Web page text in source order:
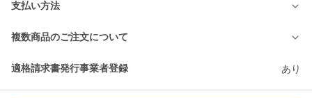
支払い方法
複数商品のご注文について
適格請求書発行事業者登録 あり